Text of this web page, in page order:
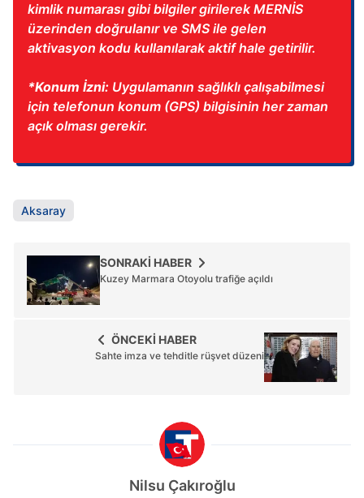
kimlik numarası gibi bilgiler girilerek MERNİS
üzerinden doğrulanır ve SMS ile gelen
aktivasyon kodu kullanılarak aktif hale getirilir.
*Konum İzni: Uygulamanın sağlıklı çalışabilmesi
için telefonun konum (GPS) bilgisinin her zaman
açık olması gerekir.
Aksaray
SONRAKİ HABER
Kuzey Marmara Otoyolu trafiğe açıldı
ÖNCEKİ HABER
Sahte imza ve tehditle rüşvet düzeni
Nilsu Çakıroğlu